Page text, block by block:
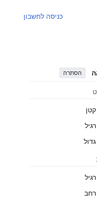
כניסה לחשבון
הסתרה
קטן
רגיל
גדול
רגיל
רחב